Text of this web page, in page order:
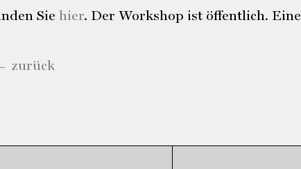
Siehier. Der Workshop ist öffentlich. Eine
zurück